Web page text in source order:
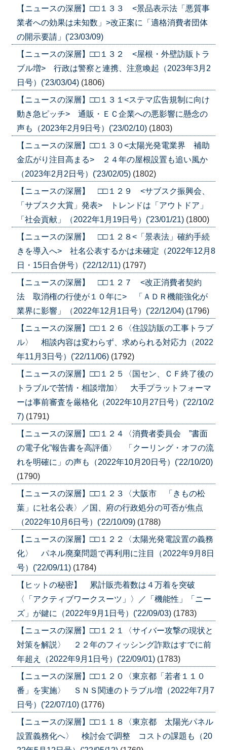
【ニュースの深層】□□１３３ <景品表示法「悪質事
業者への効果は未知数」>改正案に「適格消費者団体
の開示要請」('23/03/09)
【ニュースの深層】□□１３２ <屋根・外壁訪販トラ
ブル増> 行政は警察と連携、注意喚起（2023年3月2
日号）('23/03/04) (1806)
【ニュースの深層】□□１３１<ステマ広告規制に向け
動き急ピッチ> 通販・ＥＣ企業への悪影響に懸念の
声も（2023年2月9日号）('23/02/10) (1803)
【ニュースの深層】□□１３０<太陽光発電業界 補助
金広がり注目高まる> ２４年の屋根設置も追い風か
（2023年2月2日号）('23/02/05) (1802)
【ニュースの深層】 □□１２９ <サブスク振興会、
「サブスク大賞」発表> トレンドは「アウトドア」
「社会貢献」（2022年1月19日号）('23/01/21) (1800)
【ニュースの深層】 □□１２８<「景表法」確約手続
きを導入へ> 社名公表するかは未確定（2022年12月8
日・15日合併号）('22/12/11) (1797)
【ニュースの深層】 □□１２７ <改正消費者契約
法 取消権の行使が１０年に> 「ＡＤＲ機能強化が
業界に影響」（2022年12月1日号）('22/12/04) (1796)
【ニュースの深層】□□１２６〈住設訪販の工事トラブ
ル〉 相談内容は変わらず、求められる対応力（2022
年11月3日号）('22/11/06) (1792)
【ニュースの深層】□□１２５〈国セン、ＣＦ終了後の
トラブルで苦情・相談増加〉 大手プラットフォーマ
ーは事前審査を厳格化（2022年10月27日号）('22/10/2
7) (1791)
【ニュースの深層】□□１２４〈消費者委員会 ”書面
の電子化”報告書を高評価〉 「クーリング・オフの流
れを明確に」の声も（2022年10月20日号）('22/10/20)
(1790)
【ニュースの深層】□□１２３〈大阪市 「きもの松
葉」に社名公表〉／国、府の行政処分の可否が焦点
（2022年10月6日号）('22/10/09) (1788)
【ニュースの深層】□□１２２〈太陽光発電設置の義務
化〉 パネル廃棄問題で再利用に注目（2022年9月8日
号）('22/09/11) (1784)
【ヒットの秘密】 累計販売着数は４万着を突破
〈「アクティブワークスーツ」〉／「機能性」「ニー
ズ」が鍵に（2022年9月1日号）('22/09/03) (1783)
【ニュースの深層】□□１２１〈サイバー攻撃の現状と
対策を解説〉 ２２年のフィッシング詐欺はすでに前
年超え（2022年9月1日号）('22/09/01) (1783)
【ニュースの深層】□□１２０〈東京都「若者１１０
番」を実施〉 ＳＮＳ関連のトラブル増（2022年7月7
日号）('22/07/10) (1776)
【ニュースの深層】□□１１８〈東京都 太陽光パネル
設置義務化へ〉 検討会で調整 コストの課題も（20